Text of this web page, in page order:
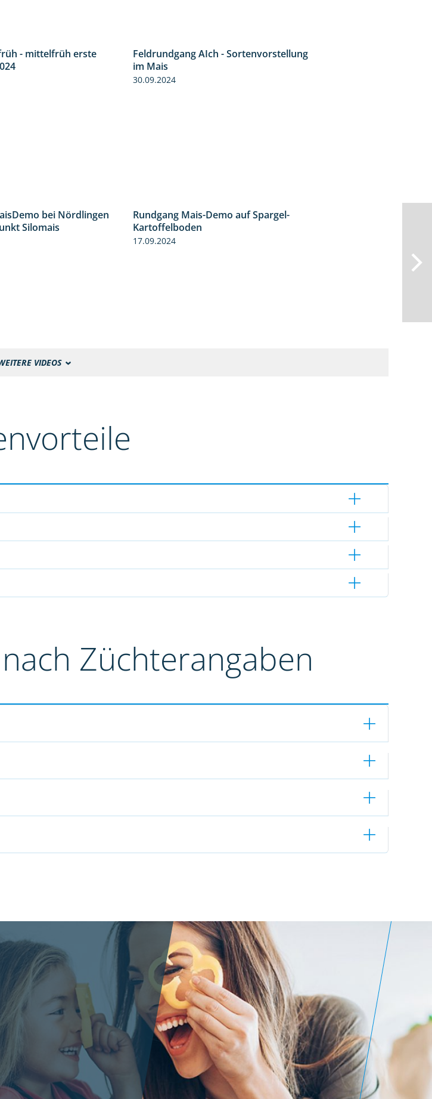
- mittelfrüh erste
Feldrundgang AIch - Sortenvorstellung
im Mais
30.09.2024
10:51
bei Nördlingen
Silomais
Rundgang Mais-Demo auf Spargel-
Kartoffelboden
17.09.2024
VIDEOS
Züchterangaben